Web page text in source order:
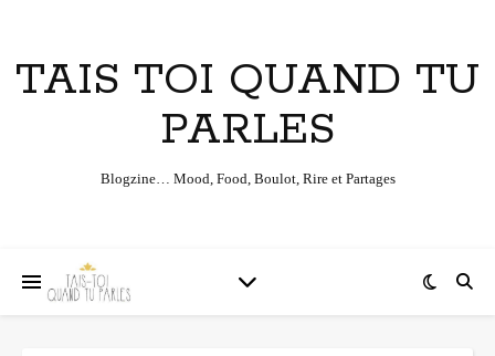
TAIS TOI QUAND TU
PARLES
Blogzine… Mood, Food, Boulot, Rire et Partages